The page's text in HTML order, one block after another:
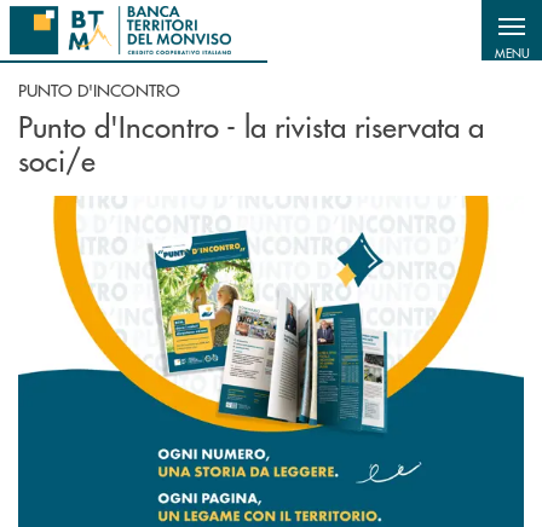
Salta al contenuto principale
MENU
PUNTO D'INCONTRO
Punto d'Incontro - la rivista riservata a
soci/e